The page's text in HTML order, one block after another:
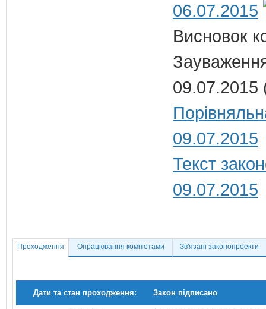
06.07.2015
Висновок
09.07.2015
09.07.2015
Текст
09.07.2015
Проходження Опрацювання комітетами Зв'язані законопроекти
Дати та стан проходження: Закон підписано